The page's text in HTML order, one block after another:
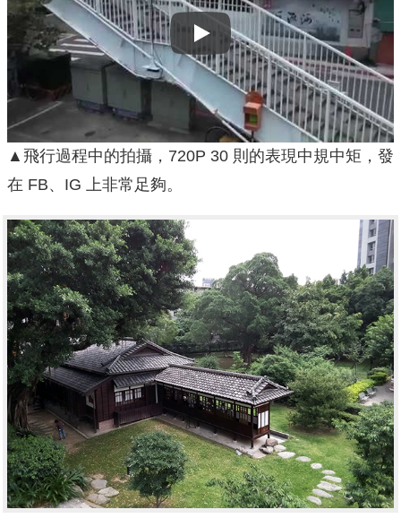
Play
▲飛行過程中的拍攝，720P 30 則的表現中規中矩，發
在 FB、IG 上非常足夠。